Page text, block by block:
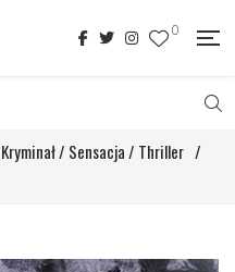
0
Kryminał / Sensacja / Thriller /